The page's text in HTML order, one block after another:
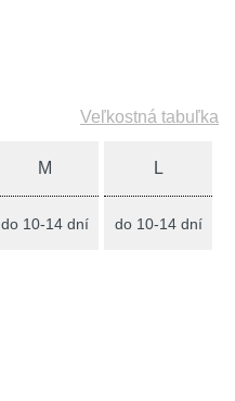
Veľkostná tabuľka
M
do 10-14 dní
L
do 10-14 dní